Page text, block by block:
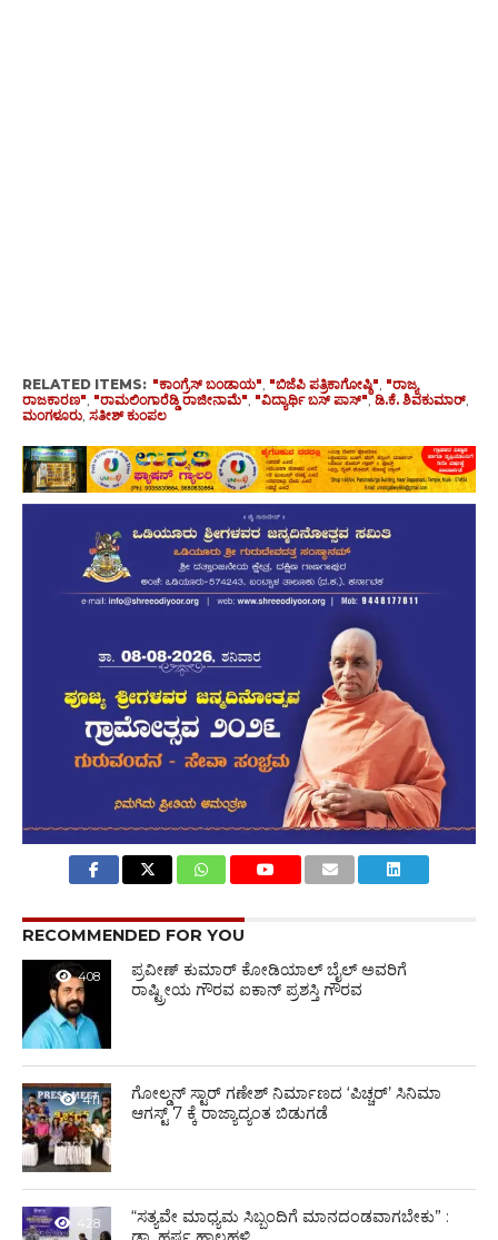
RELATED ITEMS: "ಕಾಂಗ್ರೆಸ್ ಬಂಡಾಯ", "ಬಿಜೆಪಿ ಪತ್ರಿಕಾಗೋಷ್ಠಿ", "ರಾಜ್ಯ
ರಾಜಕಾರಣ", "ರಾಮಲಿಂಗಾರೆಡ್ಡಿ ರಾಜೀನಾಮೆ", "ವಿದ್ಯಾರ್ಥಿ ಬಸ್ ಪಾಸ್",ಡಿ.ಕೆ. ಶಿವಕುಮಾರ್,
ಮಂಗಳೂರು, ಸತೀಶ್ ಕುಂಪಲ
RECOMMENDED FOR YOU
408
ಪ್ರವೀಣ್ ಕುಮಾರ್ ಕೋಡಿಯಾಲ್ ಬೈಲ್ ಅವರಿಗೆ
ರಾಷ್ಟ್ರೀಯ ಗೌರವ ಐಕಾನ್ ಪ್ರಶಸ್ತಿ ಗೌರವ
411
ಗೋಲ್ಡನ್‌ ಸ್ಟಾರ್‌ ಗಣೇಶ್‌ ನಿರ್ಮಾಣದ ‘ಪಿಚ್ಚರ್’ ಸಿನಿಮಾ
ಆಗಸ್ಟ್ 7 ಕ್ಕೆ ರಾಜ್ಯಾದ್ಯಂತ ಬಿಡುಗಡೆ
428
“ಸತ್ಯವೇ ಮಾಧ್ಯಮ ಸಿಬ್ಬಂದಿಗೆ ಮಾನದಂಡವಾಗಬೇಕು” :